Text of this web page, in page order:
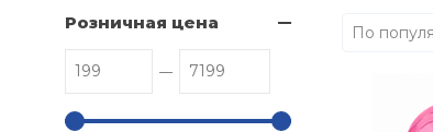
Розничная цена По